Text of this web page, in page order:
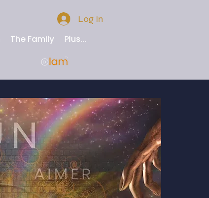
Log In
The Family Plus...